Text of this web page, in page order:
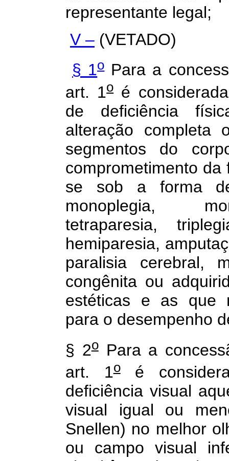
representante legal;
V – (VETADO)
§ 1oPara a
art. 1oé
de deficiência
alteração
segmentos do
comprometimento
se sob a forma de
monoplegia,
tetraparesia,
hemiparesia,
paralisia cerebral,
congênita ou
estéticas e as que
para o desempenho
§ 2oPara a
art. 1oé
deficiência visual
visual igual ou
Snellen) no melhor
ou campo visual